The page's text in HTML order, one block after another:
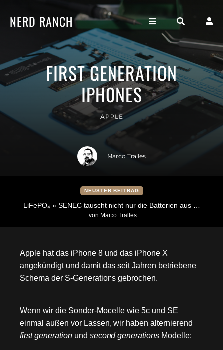
NERD RANCH
FIRST GENERATION
IPHONES
APPLE
Marco Tralles
NEUSTER BEITRAG
LiFePO₄ » SENEC tauscht nicht nur die Batterien aus …
von Marco Tralles
Apple hat das iPhone 8 und das iPhone X
angekündigt und damit das seit Jahren betriebene
Schema der S-Generations gebrochen.
Wenn wir die Sonder-Modelle wie 5c und SE
einmal außen vor Lassen, wir haben alternierend
first generation und second generations Modelle: